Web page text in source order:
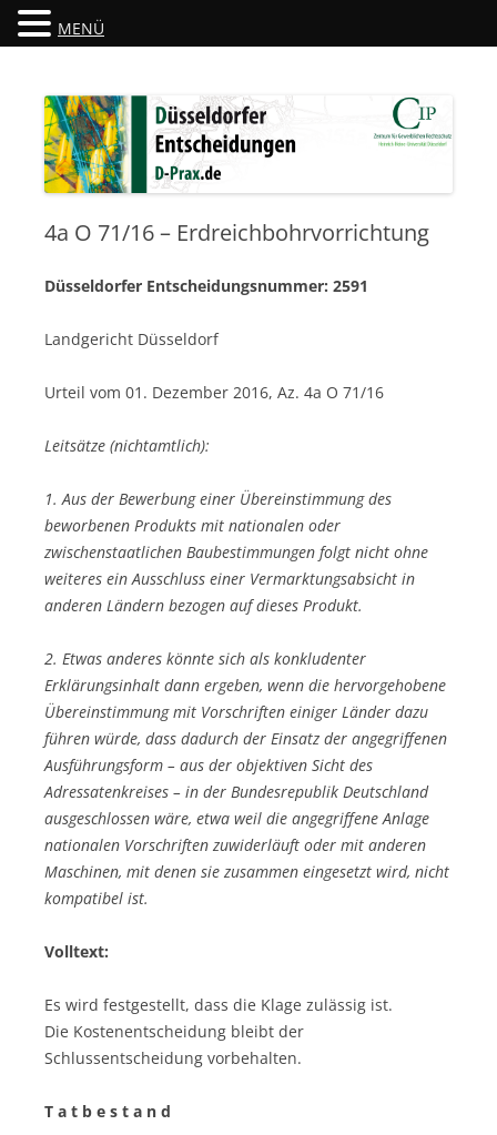
Düsseldorfer Entscheidungen
4a O 71/16 – Erdreichbohrvorrichtung
Düsseldorfer Entscheidungsnummer: 2591
Landgericht Düsseldorf
Urteil vom 01. Dezember 2016, Az. 4a O 71/16
Leitsätze (nichtamtlich):
1. Aus der Bewerbung einer Übereinstimmung des
beworbenen Produkts mit nationalen oder
zwischenstaatlichen Baubestimmungen folgt nicht ohne
weiteres ein Ausschluss einer Vermarktungsabsicht in
anderen Ländern bezogen auf dieses Produkt.
2. Etwas anderes könnte sich als konkludenter
Erklärungsinhalt dann ergeben, wenn die hervorgehobene
Übereinstimmung mit Vorschriften einiger Länder dazu
führen würde, dass dadurch der Einsatz der angegriffenen
Ausführungsform – aus der objektiven Sicht des
Adressatenkreises – in der Bundesrepublik Deutschland
ausgeschlossen wäre, etwa weil die angegriffene Anlage
nationalen Vorschriften zuwiderläuft oder mit anderen
Maschinen, mit denen sie zusammen eingesetzt wird, nicht
kompatibel ist.
Volltext:
Es wird festgestellt, dass die Klage zulässig ist.
Die Kostenentscheidung bleibt der
Schlussentscheidung vorbehalten.
T a t b e s t a n d
MENÜ